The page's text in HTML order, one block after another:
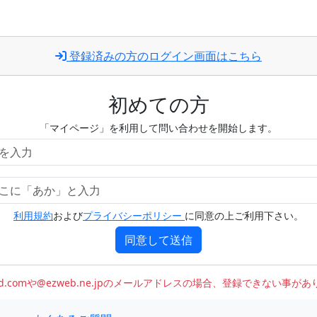
登録済みの方のログイン画面はこちら
初めての方
「マイページ」を利用して問い合わせを開始します。
利用規約およびプライバシーポリシー に同意の上ご利用下さい。
同意して送信
や@ezweb.ne.jpのメールアドレスの場合、登録できない事があ